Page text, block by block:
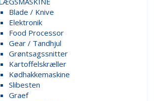
Blade / Knive
Elektronik
Food Processor
Gear / Tandhjul
Grøntsagssnitter
Kartoffelskræller
Kødhakkemaskine
Slibesten
Graef